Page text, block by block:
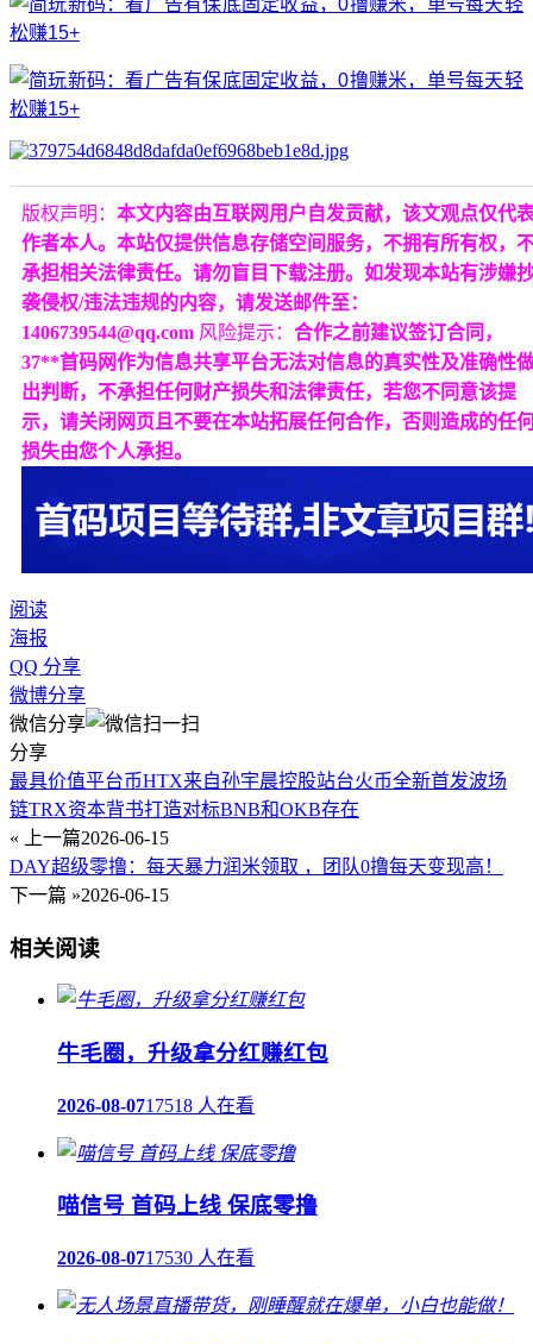
版权声明： 本文内容由互联网用户自发贡献，该文观点仅代
作者本人。本站仅提供信息存储空间服务，不拥有所有权，
承担相关法律责任。请勿盲目下载注册。如发现本站有涉嫌
袭侵权/违法违规的内容，请发送邮件至：
1406739544@qq.com 风险提示： 合作之前建议签订合同，
37**首码网作为信息共享平台无法对信息的真实性及准确性
出判断，不承担任何财产损失和法律责任，若您不同意该提
示，请关闭网页且不要在本站拓展任何合作，否则造成的任
损失由您个人承担。
阅读
海报
QQ 分享
微博分享
微信分享
分享
最具价值平台币HTX来自孙宇晨控股站台火币全新首发波场
链TRX资本背书打造对标BNB和OKB存在
« 上一篇2026-06-15
DAY超级零撸：每天暴力润米领取 ，团队0撸每天变现高！
下一篇 »2026-06-15
相关阅读
牛毛圈，升级拿分红赚红包
2026-08-0717518 人在看
喵信号 首码上线 保底零撸
2026-08-0717530 人在看